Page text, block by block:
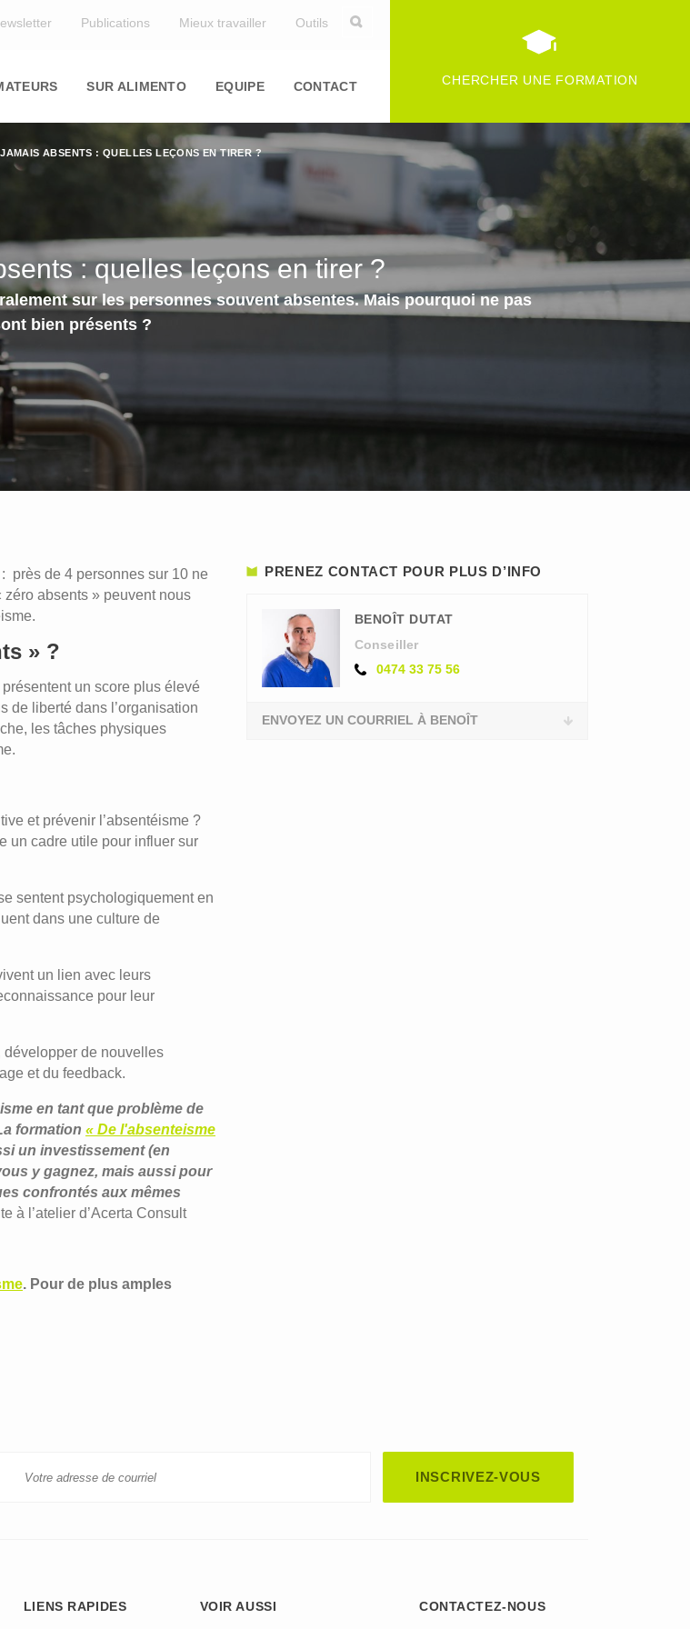
Publications Mieux travailler Outils
SUR ALIMENTO EQUIPE CONTACT CHERCHER UNE FORMATION
ABSENTS : QUELLES LEÇONS EN TIRER ?
: quelles leçons en tirer ?
sur les personnes souvent absentes. Mais pourquoi ne pas
bien présents ?
près de 4 personnes sur 10 ne
absents » peuvent nous
» ?
un score plus élevé
de liberté dans l’organisation
les tâches physiques
et prévenir l’absentéisme ?
un cadre utile pour influer sur
sentent psychologiquement en
dans une culture de
un lien avec leurs
pour leur
développer de nouvelles
et du feedback.
en tant que problème de
formation « De l'absenteisme
un investissement (en
y gagnez, mais aussi pour
confrontés aux mêmes
à l’atelier d’Acerta Consult
. Pour de plus amples
PRENEZ CONTACT POUR PLUS D’INFO
BENOÎT DUTAT
Conseiller
0474 33 75 56
ENVOYEZ UN COURRIEL À BENOÎT
LIENS RAPIDES VOIR AUSSI CONTACTEZ-NOUS